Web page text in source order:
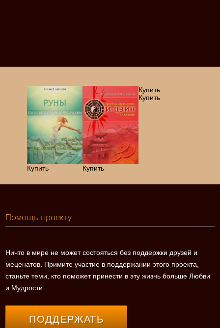
Купить Купить
Купить
Купить
Помощь проекту
Ничто в мире не может состояться без поддержки друзей и
меценатов. Примите участие в поддержании этого проекта,
станьте теми, кто поможет принести в эту жизнь больше Любви
и Мудрости.
ПОДДЕРЖАТЬ